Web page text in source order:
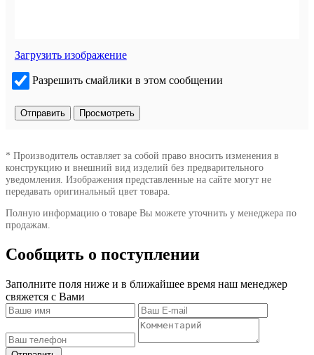
Загрузить изображение
Разрешить смайлики в этом сообщении
* Производитель оставляет за собой право вносить изменения в
конструкцию и внешний вид изделий без предварительного
уведомления. Изображения представленные на сайте могут не
передавать оригинальный цвет товара.
Полную информацию о товаре Вы можете уточнить у менеджера по
продажам.
Сообщить о поступлении
Заполните поля ниже и в ближайшее время наш менеджер
свяжется с Вами